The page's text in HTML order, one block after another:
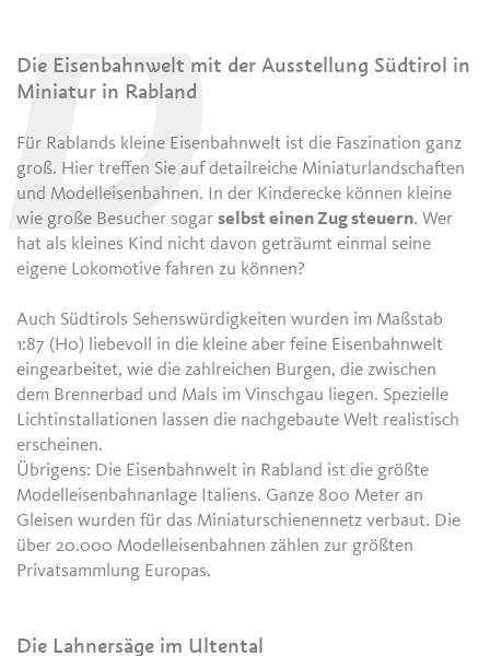
Die Eisenbahnwelt mit der Ausstellung Südtirol in
Miniatur in Rabland
Für Rablands kleine Eisenbahnwelt ist die Faszination ganz
groß. Hier treffen Sie auf detailreiche Miniaturlandschaften
und Modelleisenbahnen. In der Kinderecke können kleine
wie große Besucher sogarselbst einen Zug steuern. Wer
hat als kleines Kind nicht davon geträumt einmal seine
eigene Lokomotive fahren zu können?
Auch Südtirols Sehenswürdigkeiten wurden im Maßstab
1:87 (H0) liebevoll in die kleine aber feine Eisenbahnwelt
eingearbeitet, wie die zahlreichen Burgen, die zwischen
dem Brennerbad und Mals im Vinschgau liegen. Spezielle
Lichtinstallationen lassen die nachgebaute Welt realistisch
erscheinen.
Übrigens: Die Eisenbahnwelt in Rabland ist die größte
Modelleisenbahnanlage Italiens. Ganze 800 Meter an
Gleisen wurden für das Miniaturschienennetz verbaut. Die
über 20.000 Modelleisenbahnen zählen zur größten
Privatsammlung Europas.
Die Lahnersäge im Ultental